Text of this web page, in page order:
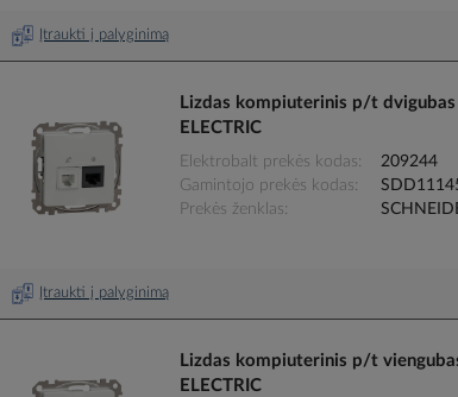
Įtraukti į palyginimą
Lizdas kompiuterinis p/t dvigubas
ELECTRIC
Elektrobalt prekės kodas
209244
Gamintojo prekės kodas
Prekės ženklas
Įtraukti į palyginimą
Lizdas kompiuterinis p/t
ELECTRIC